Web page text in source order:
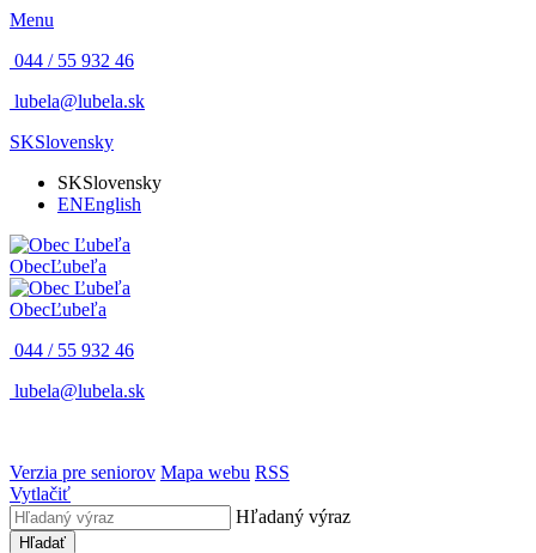
Menu
044 / 55 932 46
lubela@lubela.sk
SKSlovensky
SKSlovensky
ENEnglish
ObecĽubeľa
ObecĽubeľa
044 / 55 932 46
lubela@lubela.sk
Verzia pre seniorov Mapa webu RSS
Vytlačiť
Hľadaný výraz
Hľadať